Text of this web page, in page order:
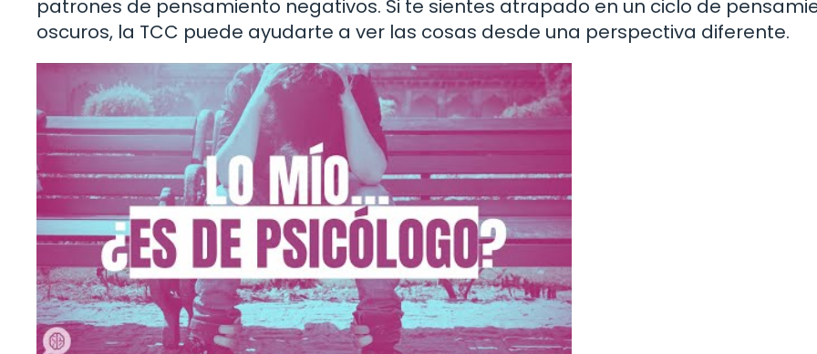
patrones de pensamiento negativos. Si te sientes atrapado en un ciclo de
oscuros, la TCC puede ayudarte a ver las cosas desde una perspectiva diferente.